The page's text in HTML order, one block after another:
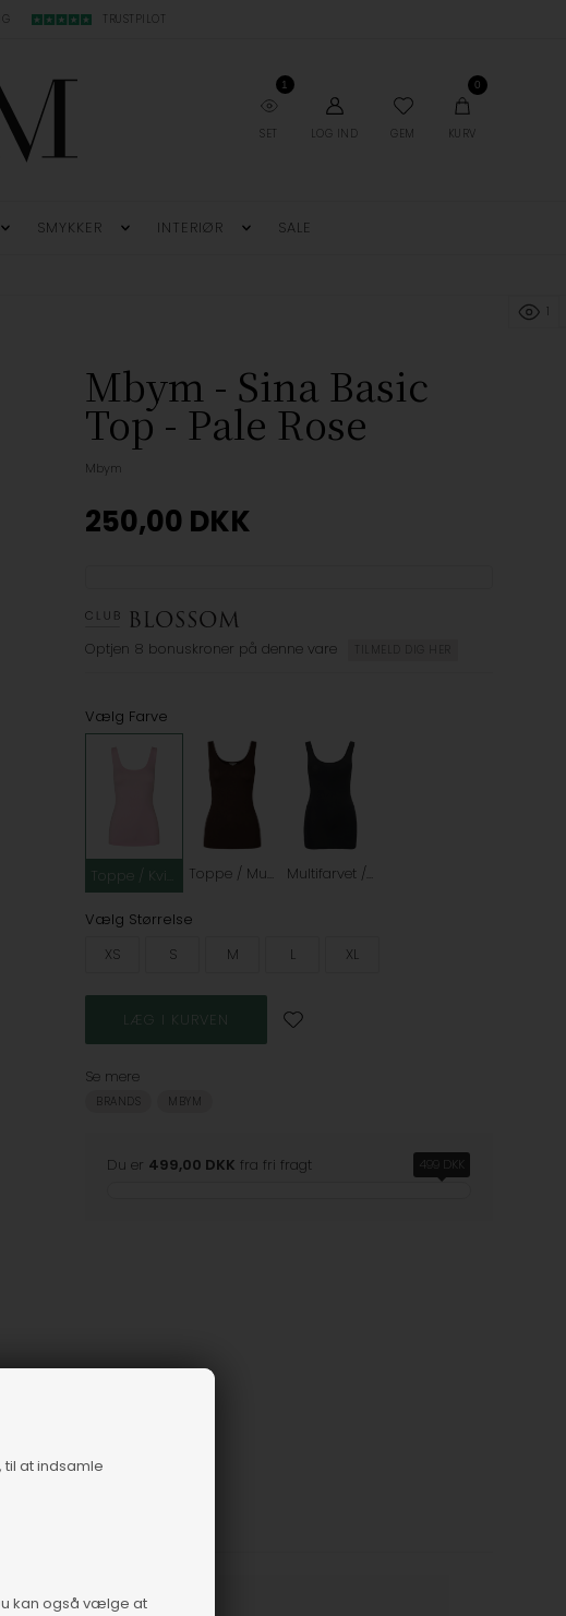
at indsamle
kan også vælge at
TRUSTPILOT
SET
1
LOG IND GEM
0
KURV
SMYKKER INTERIØR SALE
Mbym - Sina Basic
Top - Pale Rose
Mbym
250,00 DKK
Optjen 8 bonuskroner på denne vare TILMELD DIG HER
Vælg Farve
Toppe / Multifarvet / Kvinde / Brun Multifarvet / Sort
Vælg Størrelse
XS
S M L XL
Se mere
BRANDS MBYM
Du er 499,00 DKK fra fri fragt 499 DKK
1